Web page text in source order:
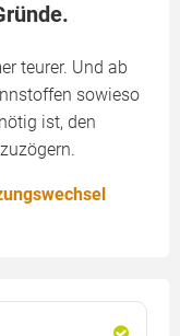
teurer. Und ab
sowieso
ist, den